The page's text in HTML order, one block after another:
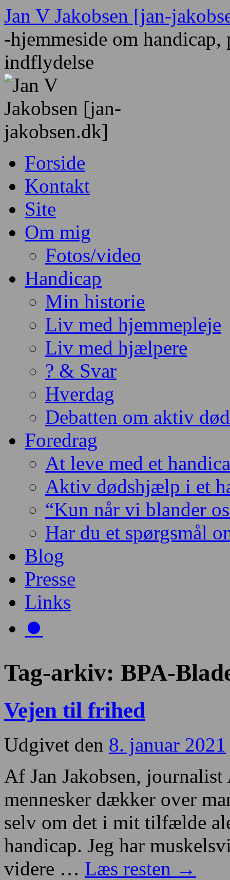
Hop
indhold
Jan V Jakobsen [jan-
-hjemmeside om
indflydelse
Forside
Kontakt
Site
Om mig
Fotos/video
Handicap
Min historie
Liv med hjemmepleje
Liv med hjælpere
? & Svar
Hverdag
Debatten om aktiv
Foredrag
At leve med et
Aktiv dødshjælp i et
“Kun når vi blander
Har du et spørgsmål
Blog
Presse
Links
⏺️
Tag-arkiv: BPA-
Vejen til frihed
Udgivet den 8. januar 2021
Af Jan Jakobsen,
mennesker dækker over
selv om det i mit tilfælde
handicap. Jeg har
videre … Læs resten →